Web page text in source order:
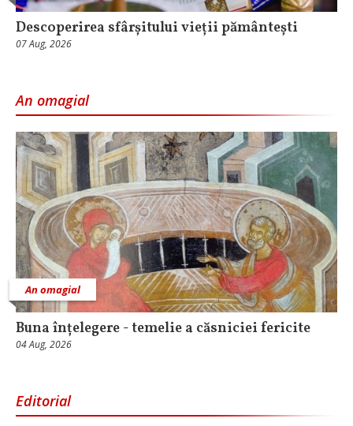
Descoperirea sfârșitului vieții pământești
07 Aug, 2026
An omagial
An omagial
Buna înțelegere - temelie a căsniciei fericite
04 Aug, 2026
Editorial